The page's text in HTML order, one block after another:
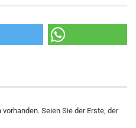
Seien Sie der Erste, der